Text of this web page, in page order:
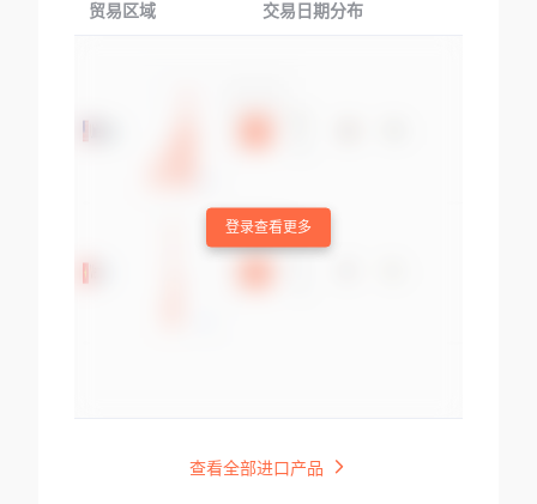
贸易区域 交易日期分布
登录查看更多
查看全部进口产品